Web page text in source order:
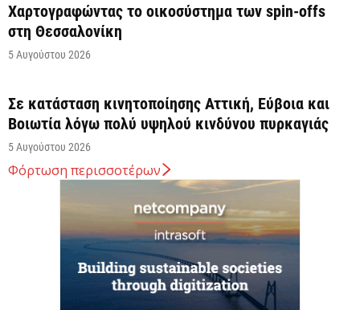
Χαρτογραφώντας το οικοσύστημα των spin-offs
στη Θεσσαλονίκη
5 Αυγούστου 2026
Σε κατάσταση κινητοποίησης Αττική, Εύβοια και
Βοιωτία λόγω πολύ υψηλού κινδύνου πυρκαγιάς
5 Αυγούστου 2026
Άνω των 20 δισ. ευρώ οι ρυθμίσεις οφειλών από
την έναρξη λειτουργίας της πλατφόρμας
5 Αυγούστου 2026
Κυρ. Μητσοτάκης: Η είσοδος της Meridiam
Φόρτωση περισσοτέρων